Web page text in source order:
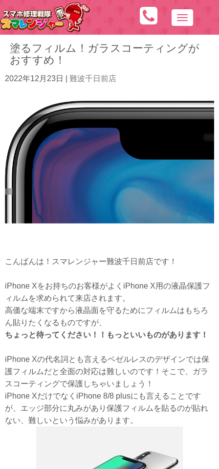
N
a
v
t
i
塗るフィルム！ガラスコーティングが
おすすめ！
2022年12月23日 難波千日前店
こんばんは！スマレンジャー難波千日前店です！
iPhone Xをお持ちのお客様がよくiPhone X用の液晶保護フ
ィルムを求められて来店されます。
高価な端末ですから液晶面を守るためにフィルムはもちろ
ん貼りたくなるものですが、
ちょっと待ってください！！もっといいものがあります！
iPhone Xの代名詞とも言えるベゼルレスのデザインでは保
護フィルムだと全面の対応は難しいのです！そこで、ガラ
スコーティングで保護しちゃいましょう！
iPhone XだけでなくiPhone 8/8 plusにも言えることです
が、エッジ部分に丸みがあり保護フィルムを貼るのが貼れ
ない、難しいという悩みがあります。